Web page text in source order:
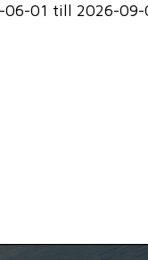
06-01 till 2026-09-